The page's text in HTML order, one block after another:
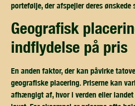
portefølje, der afspejler deres ønskede
geografisk placering og dens
indflydelse på pris
En anden faktor, der kan påvirke
geografiske placering. Priserne kan
afhængigt af, hvor i verden eller